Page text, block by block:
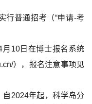
行普通招考（“申请-考
10日在博士报名系统
），报名注意事项见
2024年起，科学岛分